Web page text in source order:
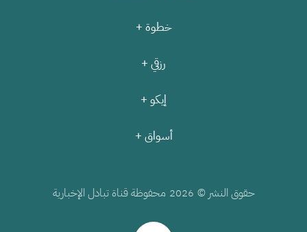
خطوة +
رزقي +
إيكو +
أسواق +
حقوق النشر © 2026 محفوظة قناة تبادل الإخبارية